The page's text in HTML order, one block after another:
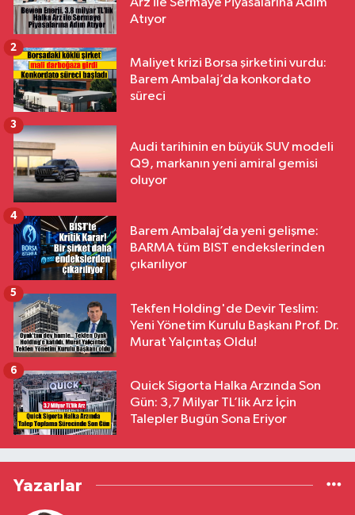
Atıyor
Maliyet krizi Borsa şirketini vurdu:
Barem Ambalaj’da konkordato
süreci
2
Audi tarihinin en büyük SUV modeli
Q9, markanın yeni amiral gemisi
oluyor
3
Barem Ambalaj’da yeni gelişme:
BARMA tüm BIST endekslerinden
çıkarılıyor
4
Tekfen Holding'de Devir Teslim:
Yeni Yönetim Kurulu Başkanı Prof. Dr.
Murat Yalçıntaş Oldu!
5
Quick Sigorta Halka Arzında Son
Gün: 3,7 Milyar TL’lik Arz İçin
Talepler Bugün Sona Eriyor
6
Yazarlar